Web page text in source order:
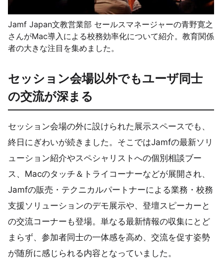
Jamf Japan文教営業部 セールスマネージャーの青野寛之
さんがMac導入による校務効率化について紹介。教育関係
者の大きな注目を集めました。
セッション会場以外でもユーザ同士
の交流が深まる
セッション会場の外に設けられた展示スペースでも、
終日にぎわいが続きました。そこではJamfの最新ソリ
ューション紹介やスペシャリストへの個別相談ブー
ス、Macのタッチ＆トライコーナーなどが展開され、
Jamfの販売・テクニカルパートナーによる業務・校務
支援ソリューションのデモ展示や、登壇スピーカーと
の交流コーナーも登場。単なる最新情報の収集にとど
まらず、参加者同士の一体感を高め、交流を促す姿勢
が随所に感じられる内容となっていました。